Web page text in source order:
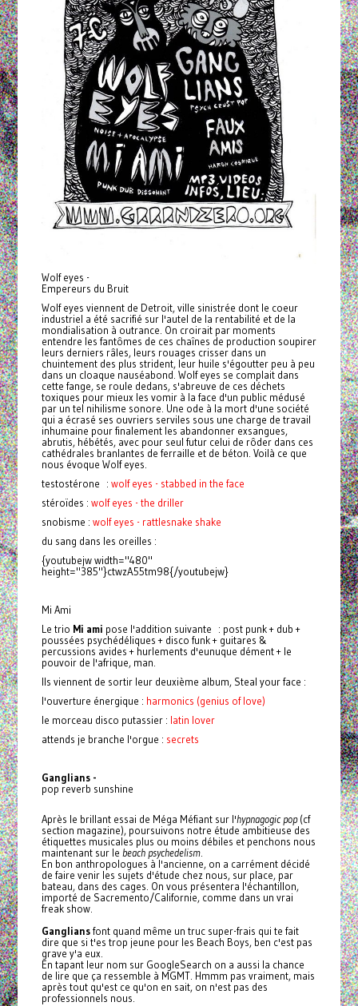
Wolf eyes -
Empereurs du Bruit
Wolf eyes viennent de Detroit, ville sinistrée dont le coeur
industriel a été sacrifié sur l'autel de la rentabilité et de la
mondialisation à outrance. On croirait par moments
entendre les fantômes de ces chaînes de production soupirer
leurs derniers râles, leurs rouages crisser dans un
chuintement des plus strident, leur huile s'égoutter peu à peu
dans un cloaque nauséabond. Wolf eyes se complait dans
cette fange, se roule dedans, s'abreuve de ces déchets
toxiques pour mieux les vomir à la face d'un public médusé
par un tel nihilisme sonore. Une ode à la mort d'une société
qui a écrasé ses ouvriers serviles sous une charge de travail
inhumaine pour finalement les abandonner exsangues,
abrutis, hébétés, avec pour seul futur celui de rôder dans ces
cathédrales branlantes de ferraille et de béton. Voilà ce que
nous évoque Wolf eyes.
testostérone : wolf eyes - stabbed in the face
stéroïdes : wolf eyes - the driller
snobisme : wolf eyes - rattlesnake shake
du sang dans les oreilles :
{youtubejw width="480"
height="385"}ctwzA55tm98{/youtubejw}
Mi Ami
Le trio Mi ami pose l'addition suivante : post punk + dub +
poussées psychédéliques + disco funk + guitares &
percussions avides + hurlements d'eunuque dément + le
pouvoir de l'afrique, man.
Ils viennent de sortir leur deuxième album, Steal your face :
l'ouverture énergique : harmonics (genius of love)
le morceau disco putassier : latin lover
attends je branche l'orgue : secrets
Ganglians -
pop reverb sunshine
Après le brillant essai de Méga Méfiant sur l'hypnagogic pop(cf
section magazine), poursuivons notre étude ambitieuse des
étiquettes musicales plus ou moins débiles et penchons nous
maintenant sur le beach psychedelism.
En bon anthropologues à l'ancienne, on a carrément décidé
de faire venir les sujets d'étude chez nous, sur place, par
bateau, dans des cages. On vous présentera l'échantillon,
importé de Sacremento/Californie, comme dans un vrai
freak show.
Gangliansfont quand même un truc super-frais qui te fait
dire que si t'es trop jeune pour les Beach Boys, ben c'est pas
grave y'a eux.
En tapant leur nom sur GoogleSearch on a aussi la chance
de lire que ça ressemble à MGMT. Hmmm pas vraiment, mais
après tout qu'est ce qu'on en sait, on n'est pas des
professionnels nous.